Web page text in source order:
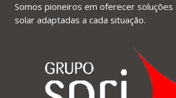
Somos pioneiros em oferecer soluções
solar adaptadas a cada situação.